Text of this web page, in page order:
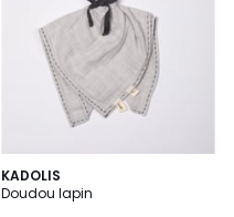
KADOLIS
Doudou lapin
5
/
3
Couleurs